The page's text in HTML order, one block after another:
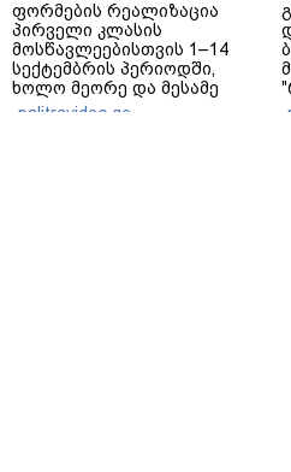
ფორმების რეალიზაცია
პირველი კლასის
მოსწავლეებისთვის 1–14
სექტემბრის პერიოდში,
ხოლო მეორე და მესამე
ეტაპებზე...
palitravideo.ge